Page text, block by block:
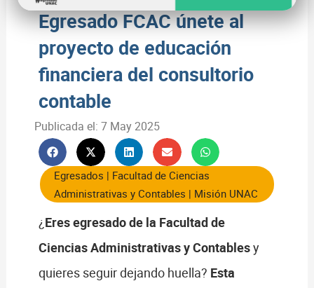
Egresado FCAC únete al
proyecto de educación
financiera del consultorio
contable
Publicada el: 7 May 2025
Egresados | Facultad de Ciencias
Administrativas y Contables | Misión UNAC
¿Eres egresado de la Facultad de
Ciencias Administrativas y Contablesy
quieres seguir dejando huella? Esta